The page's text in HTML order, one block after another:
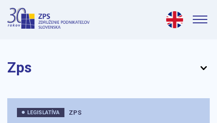
Zps
LEGISLATÍVA ZPS